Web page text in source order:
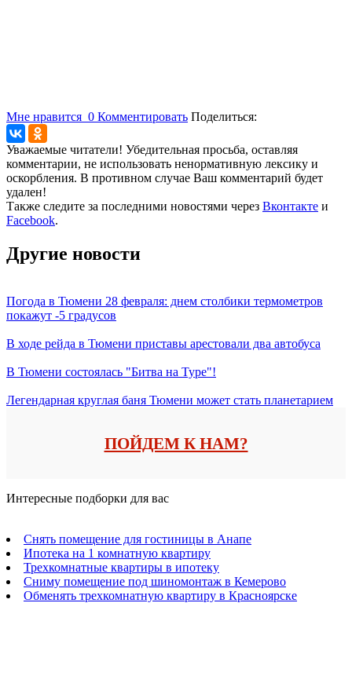
Мне нравится 0 Комментировать Поделиться:
Уважаемые читатели! Убедительная просьба, оставляя
комментарии, не использовать ненормативную лексику и
оскорбления. В противном случае Ваш комментарий будет
удален!
Также следите за последними новостями через Вконтакте и
Facebook.
Другие новости
Погода в Тюмени 28 февраля: днем столбики термометров
покажут -5 градусов
В ходе рейда в Тюмени приставы арестовали два автобуса
В Тюмени состоялась "Битва на Туре"!
Легендарная круглая баня Тюмени может стать планетарием
ПОЙДЕМ К НАМ?
Интересные подборки для вас
Снять помещение для гостиницы в Анапе
Ипотека на 1 комнатную квартиру
Трехкомнатные квартиры в ипотеку
Сниму помещение под шиномонтаж в Кемерово
Обменять трехкомнатную квартиру в Красноярске